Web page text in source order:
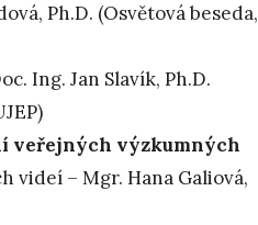
Ph.D. (Osvětová beseda,
Ing. Jan Slavík, Ph.D.
veřejných výzkumných
videí – Mgr. Hana Galiová,